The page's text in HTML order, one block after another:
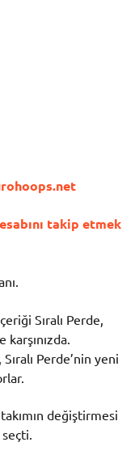
takip etmek
Sıralı Perde,
Perde’nin yeni
değiştirmesi